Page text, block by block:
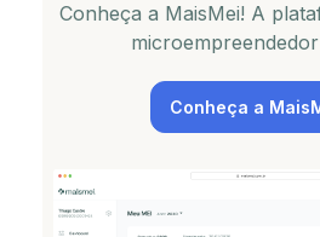
Conheça a MaisMei! A
Conheça a